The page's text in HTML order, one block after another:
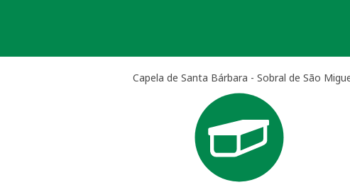
Capela de Santa Bárbara - Sobral de São